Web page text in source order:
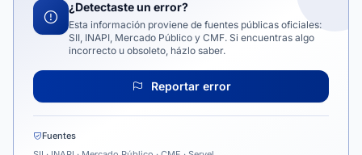
¿Detectaste un error?
Esta información proviene de fuentes públicas oficiales:
SII, INAPI, Mercado Público y CMF. Si encuentras algo
incorrecto u obsoleto, házlo saber.
Reportar error
Fuentes